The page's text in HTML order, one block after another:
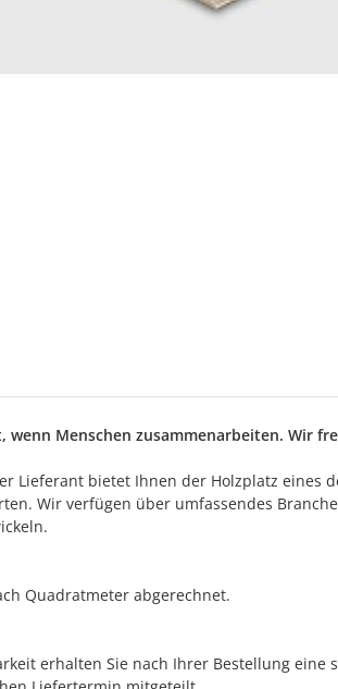
wenn Menschen zusammenarbeiten. Wir
Lieferant bietet Ihnen der Holzplatz
Wir verfügen über umfassendes
Quadratmeter abgerechnet.
erhalten Sie nach Ihrer Bestellung